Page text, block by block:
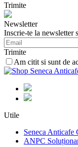
Trimite
Newsletter
Inscrie-te la newsletter
Trimite
Am citit si sunt de
Utile
Seneca
ANPC